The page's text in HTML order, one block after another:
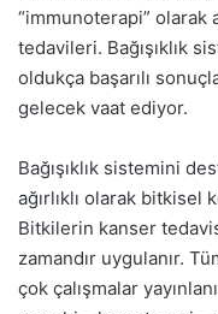
“immunoterapi” olarak
tedavileri. Bağışıklık
oldukça başarılı
gelecek vaat ediyor.
Bağışıklık sistemini
ağırlıklı olarak bitkisel
Bitkilerin kanser
zamandır uygulanır.
çok çalışmalar